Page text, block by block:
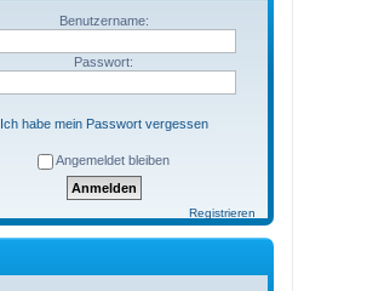
Benutzername:
Passwort:
Ich habe mein Passwort vergessen
Angemeldet bleiben
Registrieren